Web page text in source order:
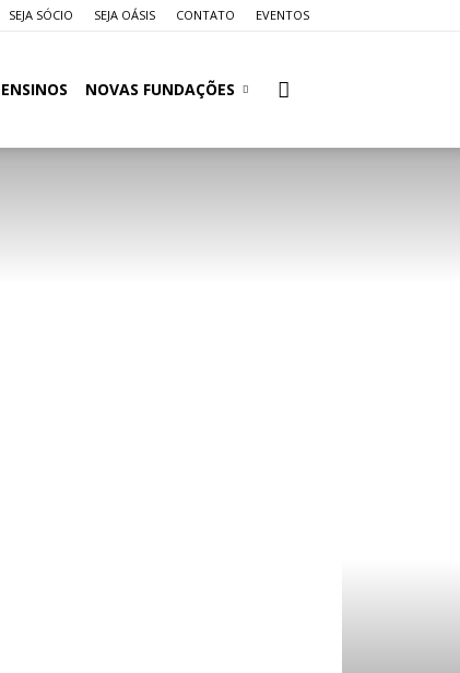
SEJA SÓCIO SEJA OÁSIS CONTATO EVENTOS
ENSINOS NOVAS FUNDAÇÕES